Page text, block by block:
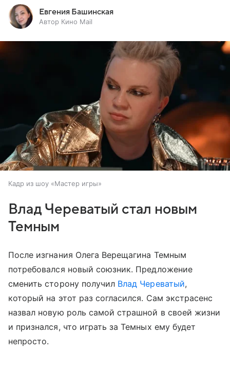
Евгения Башинская
Автор Кино Mail
Кадр из шоу «Мастер игры»
Влад Череватый стал новым
Темным
После изгнания Олега Верещагина Темным
потребовался новый союзник. Предложение
сменить сторону получил Влад Череватый,
который на этот раз согласился. Сам экстрасенс
назвал новую роль самой страшной в своей жизни
и признался, что играть за Темных ему будет
непросто.